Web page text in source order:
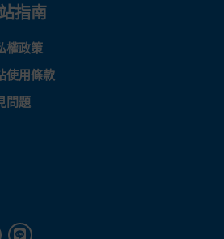
指南
權政策
使用條款
問題